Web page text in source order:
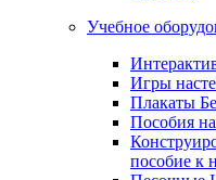
Учебное
Игры
Плакаты
Пособия
пособие к